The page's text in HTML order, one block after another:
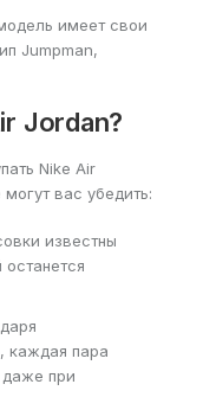
имеет свои
Jumpman,
Jordan?
Nike Air
вас убедить:
известны
каждая пара
при